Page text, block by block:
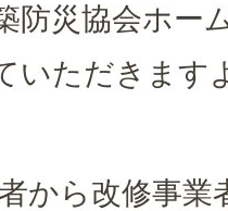
防災協会ホー
いただきます
から改修事業